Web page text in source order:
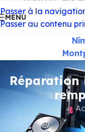
Passer à la
Passer au contenu
MENU
Réparation
Un iMac qui met